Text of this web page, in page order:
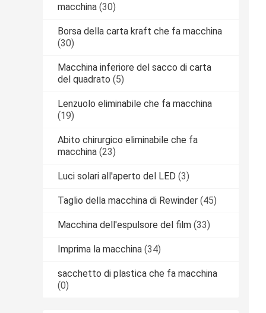
macchina (30)
Borsa della carta kraft che fa macchina
(30)
Macchina inferiore del sacco di carta
del quadrato (5)
Lenzuolo eliminabile che fa macchina
(19)
Abito chirurgico eliminabile che fa
macchina (23)
Luci solari all'aperto del LED (3)
Taglio della macchina di Rewinder (45)
Macchina dell'espulsore del film (33)
Imprima la macchina (34)
sacchetto di plastica che fa macchina
(0)